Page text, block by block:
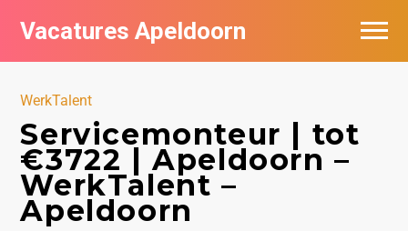
Vacatures Apeldoorn
WerkTalent
Servicemonteur | tot
€3722 | Apeldoorn –
WerkTalent –
Apeldoorn
Vacatures per bedrijf
Nieuwsbrief feed